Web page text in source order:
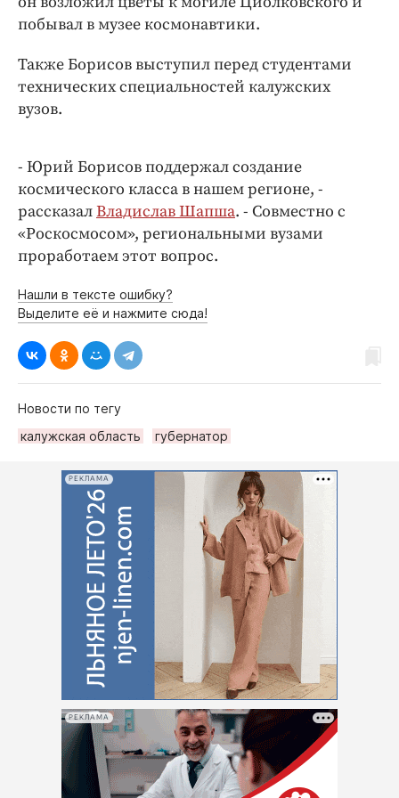
Интересное чтиво
Клиника года
Бренд года
Работодатель года
побывал в музее космонавтики.
Также Борисов выступил перед студентами
технических специальностей калужских
вузов.
- Юрий Борисов поддержал создание
космического класса в нашем регионе, -
рассказалВладислав Шапша. - Совместно с
«Роскосмосом», региональными вузами
проработаем этот вопрос.
Нашли в тексте ошибку?
Выделите её и нажмите сюда!
Новости по тегу
калужская область
губернатор
РЕКЛАМА
РЕКЛАМА